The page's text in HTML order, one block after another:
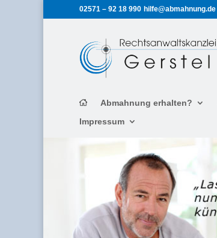
02571 – 92 18 990 hilfe@abmahnung.de
Abmahnung erhalten?
Impressum